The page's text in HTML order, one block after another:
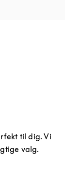
til dig. Vi
valg.
New Tab